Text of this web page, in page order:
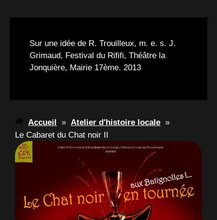
Sur une idée de R. Trouilleux, m. e. s. J.
Grimaud, Festival du Rififi, Théâtre la
Jonquière, Mairie 17ème. 2013
Accueil » Atelier d'histoire locale »
Le Cabaret du Chat noir II